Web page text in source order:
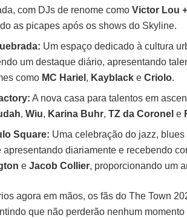
com DJs de renome comoVictor Lou
as picapes após os shows do Skyline.
Um espaço dedicado à cultura
um destaque diário, apresentando
como MC Hariel , Kayblack eCriolo.
A nova casa para talentos em
,Wiu, Karina Buhr,TZ da Coronel e
Square: Uma celebração do jazz,
apresentando diariamente e recebendo
eJacob Collier, proporcionando um
agora em mãos, os fãs do The Town
que não perderão nenhum